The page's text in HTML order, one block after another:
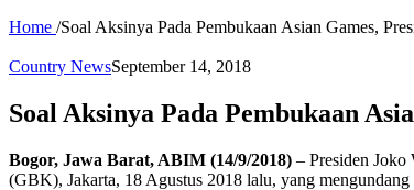
Home /Soal Aksinya Pada Pembukaan Asian Games,
Country NewsSeptember 14, 2018
Soal Aksinya Pada Pembukaan
Bogor, Jawa Barat, ABIM (14/9/2018) – Presiden
(GBK), Jakarta, 18 Agustus 2018 lalu, yang